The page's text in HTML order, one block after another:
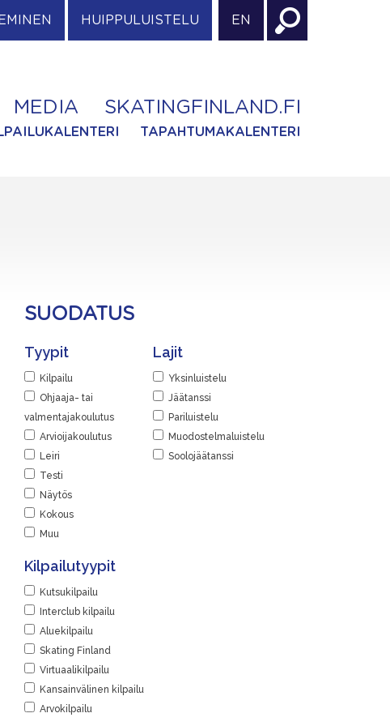
HUIPPULUISTELU EN
MEDIA SKATINGFINLAND.FI
TAPAHTUMAKALENTERI
SUODATUS
Tyypit
Kilpailu
Ohjaaja- tai
valmentajakoulutus
Arvioijakoulutus
Leiri
Testi
Näytös
Kokous
Muu
Lajit
Yksinluistelu
Jäätanssi
Pariluistelu
Muodostelmaluistelu
Soolojäätanssi
Kilpailutyypit
Kutsukilpailu
Interclub kilpailu
Aluekilpailu
Skating Finland
Virtuaalikilpailu
Kansainvälinen kilpailu
Arvokilpailu